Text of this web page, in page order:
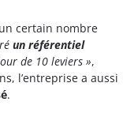
certain nombre
un référentiel
de 10 leviers »,
l’entreprise a aussi
.